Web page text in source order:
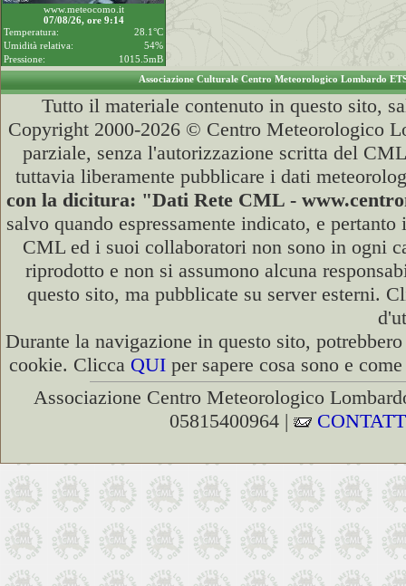
www.meteocomo.it
07/08/26, ore 9:14
Temperatura:
28.1°C
Umidità relativa:
54%
Pressione:
1015.5mB
Associazione Culturale Centro Meteorologico Lombardo
Tutto il materiale contenuto in questo sito,
Copyright 2000-2026 © Centro Meteorologico
parziale, senza l'autorizzazione scritta del
tuttavia liberamente pubblicare i dati
con la dicitura: "Dati Rete CML -
salvo quando espressamente indicato, e
CML ed i suoi collaboratori non sono in ogni
riprodotto e non si assumono alcuna
questo sito, ma pubblicate su server esterni.
Durante la navigazione in questo sito,
cookie. Clicca QUI per sapere cosa sono e
Associazione Centro Meteorologico
05815400964 |